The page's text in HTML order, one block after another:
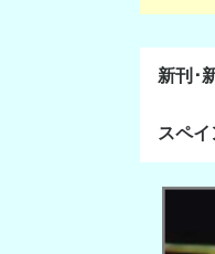
新刊･
スペイ
通史
８～
１６
１８
20世